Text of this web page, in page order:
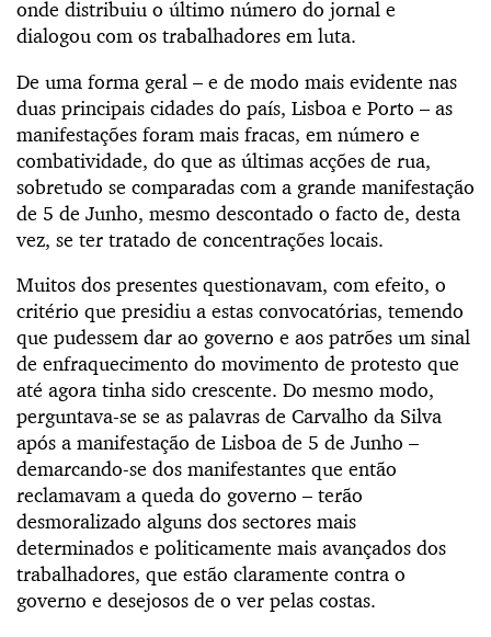
onde distribuiu o último número do jornal e
dialogou com os trabalhadores em luta.
De uma forma geral – e de modo mais evidente nas
duas principais cidades do país, Lisboa e Porto – as
manifestações foram mais fracas, em número e
combatividade, do que as últimas acções de rua,
sobretudo se comparadas com a grande manifestação
de 5 de Junho, mesmo descontado o facto de, desta
vez, se ter tratado de concentrações locais.
Muitos dos presentes questionavam, com efeito, o
critério que presidiu a estas convocatórias, temendo
que pudessem dar ao governo e aos patrões um sinal
de enfraquecimento do movimento de protesto que
até agora tinha sido crescente. Do mesmo modo,
perguntava-se se as palavras de Carvalho da Silva
após a manifestação de Lisboa de 5 de Junho –
demarcando-se dos manifestantes que então
reclamavam a queda do governo – terão
desmoralizado alguns dos sectores mais
determinados e politicamente mais avançados dos
trabalhadores, que estão claramente contra o
governo e desejosos de o ver pelas costas.